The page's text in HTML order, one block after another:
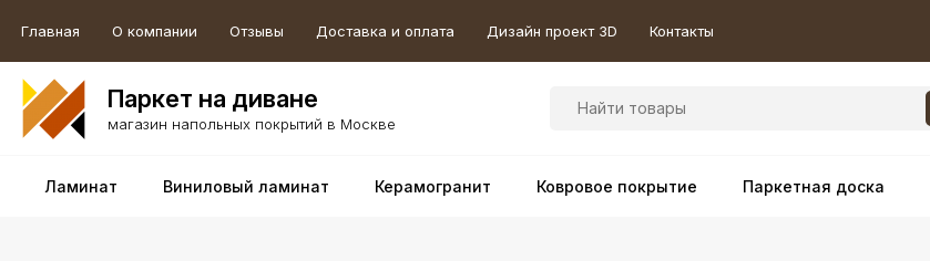
Главная О компании Отзывы Доставка и оплата Дизайн проект 3D Контакты
Паркет на диване
магазин напольных покрытий в Москве
Ламинат Виниловый ламинат Керамогранит Ковровое покрытие Паркетная доска